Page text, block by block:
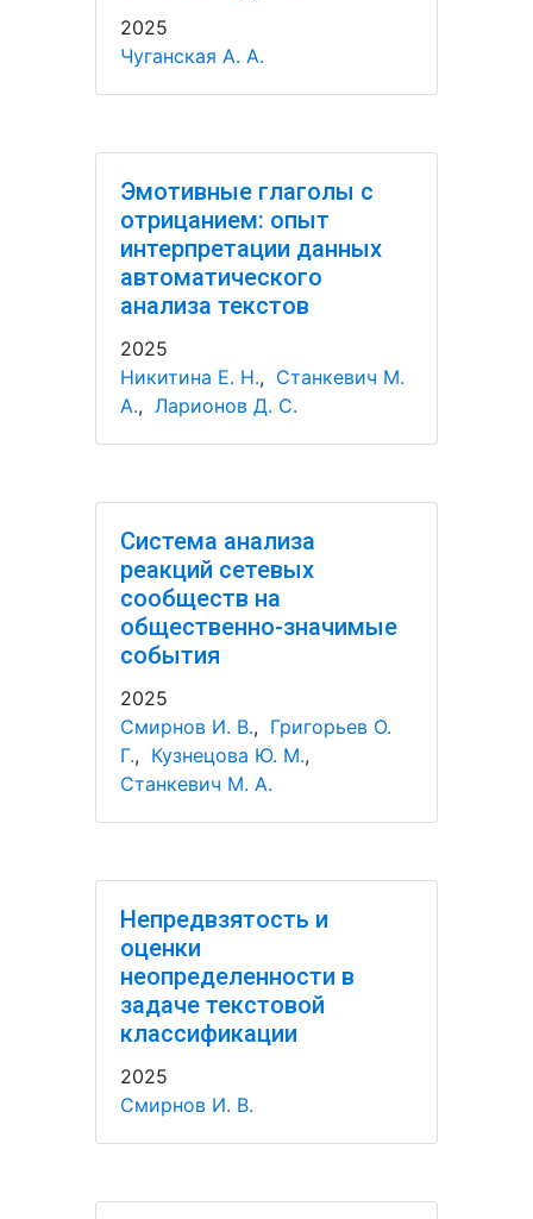
2025
Чуганская А. А.
Эмотивные глаголы с
отрицанием: опыт
интерпретации данных
автоматического
анализа текстов
2025
Никитина Е. Н., Станкевич М.
А., Ларионов Д. С.
Система анализа
реакций сетевых
сообществ на
общественно-значимые
события
2025
Смирнов И. В., Григорьев О.
Г., Кузнецова Ю. М.,
Станкевич М. А.
Непредвзятость и
оценки
неопределенности в
задаче текстовой
классификации
2025
Смирнов И. В.